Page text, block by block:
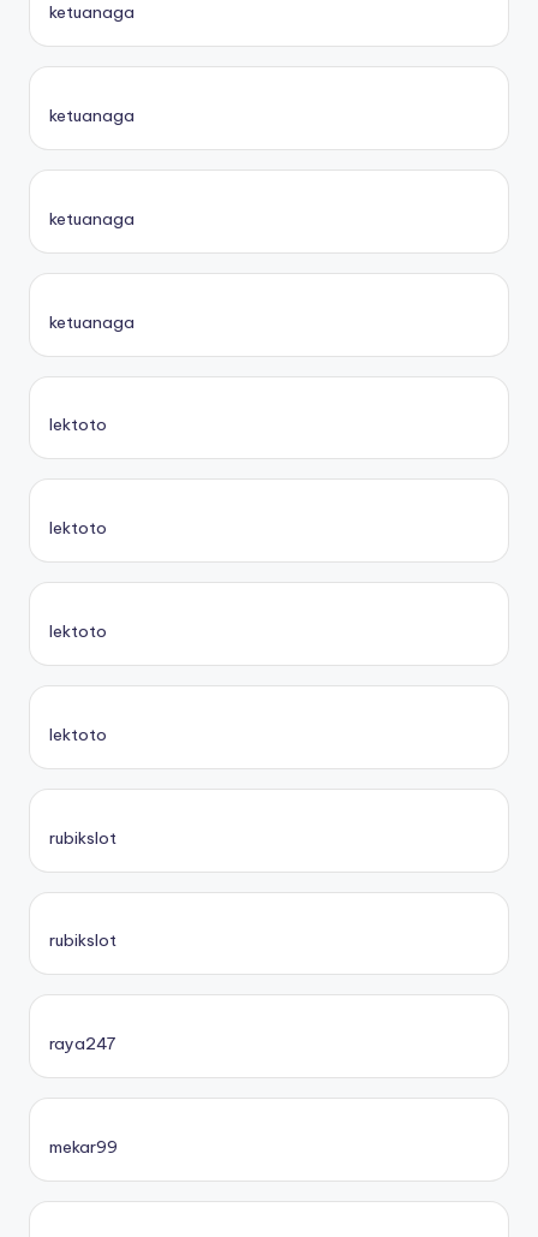
ketuanaga
ketuanaga
ketuanaga
ketuanaga
lektoto
lektoto
lektoto
lektoto
rubikslot
rubikslot
raya247
mekar99